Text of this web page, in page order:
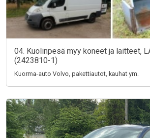
04. Kuolinpesä myy koneet ja laitteet,
(2423810-1)
Kuorma-auto Volvo, pakettiautot, kauhat ym.